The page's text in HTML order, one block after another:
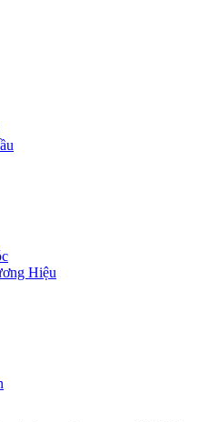
Hiệu